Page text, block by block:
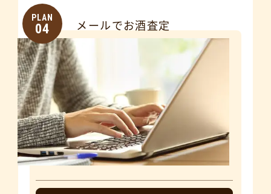
PLAN
04 メールでお酒査定